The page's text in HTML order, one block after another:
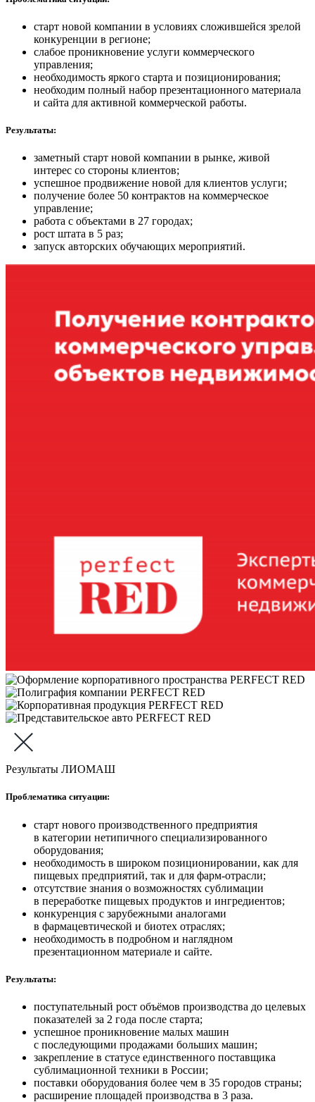
старт новой компании в условиях сложившейся зрелой
конкуренции в регионе;
слабое проникновение услуги коммерческого
управления;
необходимость яркого старта и позиционирования;
необходим полный набор презентационного материала
и сайта для активной коммерческой работы.
Результаты:
заметный старт новой компании в рынке, живой
интерес со стороны клиентов;
успешное продвижение новой для клиентов услуги;
получение более 50 контрактов на коммерческое
управление;
работа с объектами в 27 городах;
рост штата в 5 раз;
запуск авторских обучающих мероприятий.
Результаты ЛИОМАШ
Проблематика ситуации:
старт нового производственного предприятия
в категории нетипичного специализированного
оборудования;
необходимость в широком позиционировании, как для
пищевых предприятий, так и для фарм-отрасли;
отсутствие знания о возможностях сублимации
в переработке пищевых продуктов и ингредиентов;
конкуренция с зарубежными аналогами
в фармацевтической и биотех отраслях;
необходимость в подробном и наглядном
презентационном материале и сайте.
Результаты:
поступательный рост объёмов производства до целевых
показателей за 2 года после старта;
успешное проникновение малых машин
с последующими продажами больших машин;
закрепление в статусе единственного поставщика
сублимационной техники в России;
поставки оборудования более чем в 35 городов страны;
расширение площадей производства в 3 раза.